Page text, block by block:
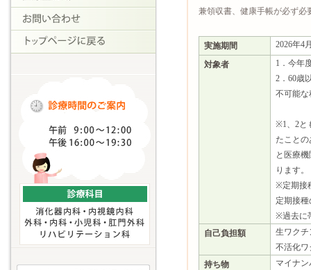
兼領収書、健康手帳が必ず必
実施期間 2026年4
対象者
1．今年
2．60歳
不可能な
※1、2と
たこと
と医療
ります。
※定期接
定期接
※過去に
自己負担額
生ワクチ
不活化ワ
持ち物
マイナ